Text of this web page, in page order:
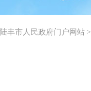
陆丰市人民政府门户网站 >